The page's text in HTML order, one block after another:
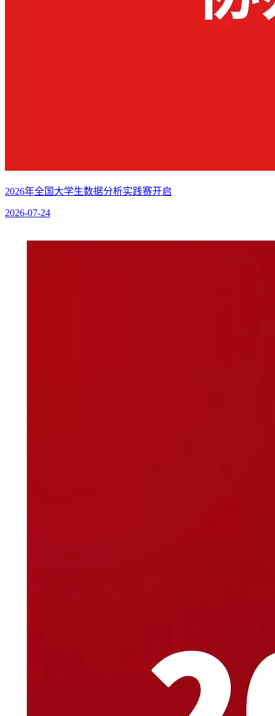
2026年全国大学生数据分析实践赛开启
2026-07-24